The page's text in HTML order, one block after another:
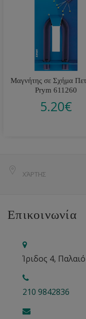
Μαγνήτης σε Σχήμα
Prym 611260
5.20€
ΧΆΡΤΗΣ
Επικοινωνία
Ίριδος 4,
210 9842836